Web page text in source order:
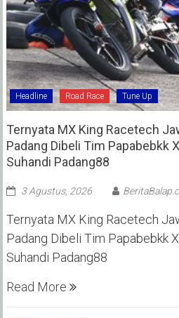
Headline Road Race Tune Up
Ternyata MX King Racetech
Padang Dibeli Tim Papabebkk
Suhandi Padang88
3 Agustus, 2026
Ternyata MX King Racetech
Padang Dibeli Tim Papabebkk
Suhandi Padang88
Read More